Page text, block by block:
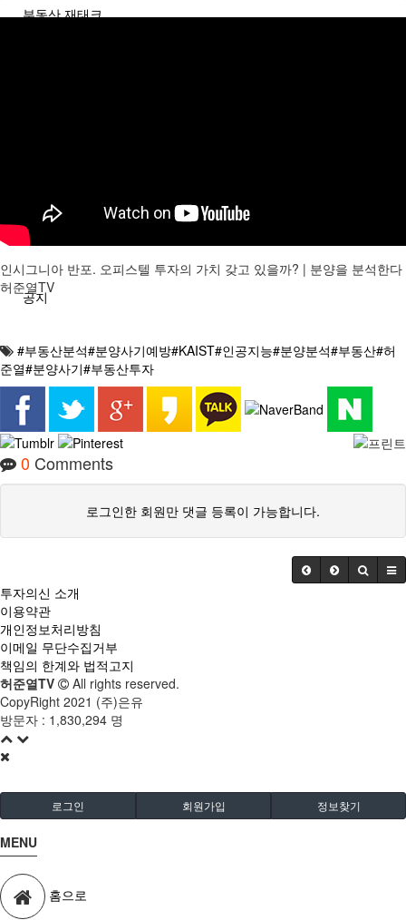
부동산 재태크
분양정보
공지
인시그니아 반포. 오피스텔 투자의 가치 갖고 있을까? | 분양을 분석한다
허준열TV
#부동산분석#분양사기예방#KAIST#인공지능#분양분석#부동산#허
준열#분양사기#부동산투자
0 Comments
로그인한 회원만 댓글 등록이 가능합니다.
투자의신 소개
이용약관
개인정보처리방침
이메일 무단수집거부
책임의 한계와 법적고지
허준열TV
All rights reserved.
CopyRight 2021 (주)은유
방문자 : 1,830,294 명
로그인 회원가입 정보찾기
MENU
홈으로